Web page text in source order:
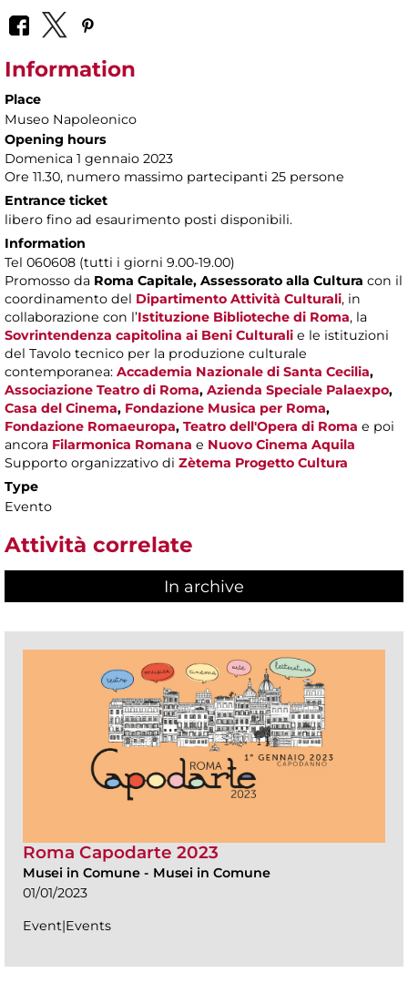
Information
Place
Museo Napoleonico
Opening hours
Domenica 1 gennaio 2023
Ore 11.30, numero massimo partecipanti 25 persone
Entrance ticket
libero fino ad esaurimento posti disponibili.
Information
Tel 060608 (tutti i giorni 9.00-19.00)
Promosso da Roma Capitale, Assessorato alla Cultura con il
coordinamento del Dipartimento Attività Culturali, in
collaborazione con l’Istituzione Biblioteche di Roma, la
Sovrintendenza capitolina ai Beni Culturali e le istituzioni
del Tavolo tecnico per la produzione culturale
contemporanea: Accademia Nazionale di Santa Cecilia,
Associazione Teatro di Roma, Azienda Speciale Palaexpo,
Casa del Cinema, Fondazione Musica per Roma,
Fondazione Romaeuropa, Teatro dell'Opera di Roma e poi
ancora Filarmonica Romana e Nuovo Cinema Aquila
Supporto organizzativo di Zètema Progetto Cultura
Type
Evento
Attività correlate
In archive
Roma Capodarte 2023
Musei in Comune - Musei in Comune
01/01/2023
Event|Events